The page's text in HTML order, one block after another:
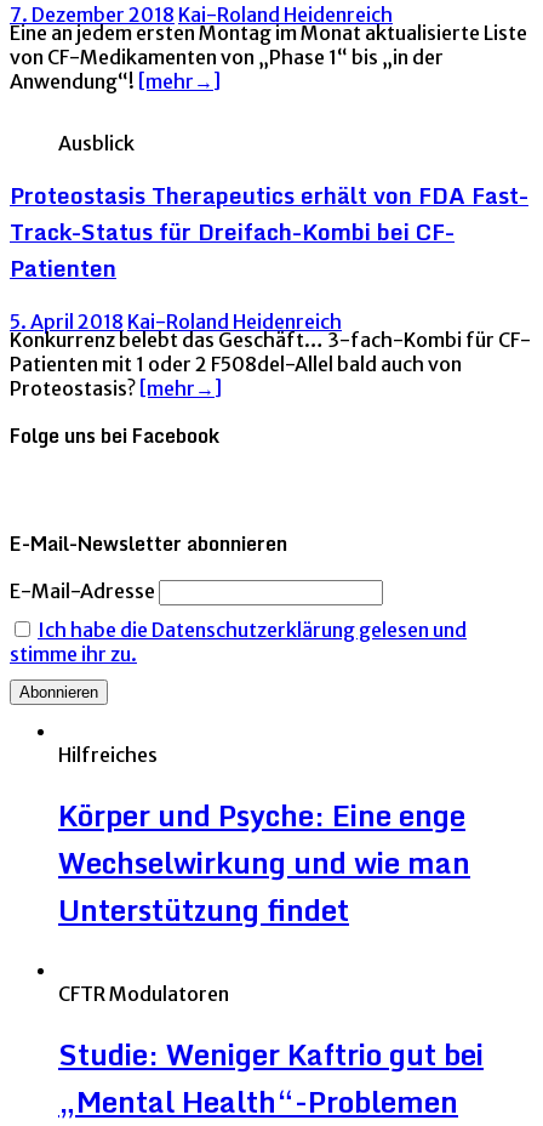
7. Dezember 2018 Kai-Roland Heidenreich
Eine an jedem ersten Montag im Monat aktualisierte Liste
von CF-Medikamenten von „Phase 1“ bis „in der
Anwendung“! [mehr→]
Ausblick
Proteostasis Therapeutics erhält von FDA Fast-
Track-Status für Dreifach-Kombi bei CF-
Patienten
5. April 2018 Kai-Roland Heidenreich
Konkurrenz belebt das Geschäft… 3-fach-Kombi für CF-
Patienten mit 1 oder 2 F508del-Allel bald auch von
Proteostasis? [mehr→]
Folge uns bei Facebook
E-Mail-Newsletter abonnieren
E-Mail-Adresse
Ich habe die Datenschutzerklärung gelesen und
stimme ihr zu.
Hilfreiches
Körper und Psyche: Eine enge
Wechselwirkung und wie man
Unterstützung findet
CFTR Modulatoren
Studie: Weniger Kaftrio gut bei
„Mental Health“-Problemen